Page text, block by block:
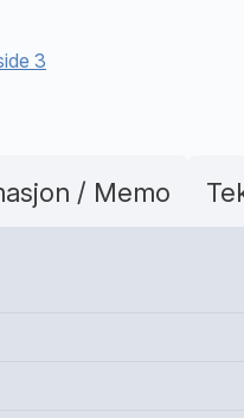
3
/ Memo